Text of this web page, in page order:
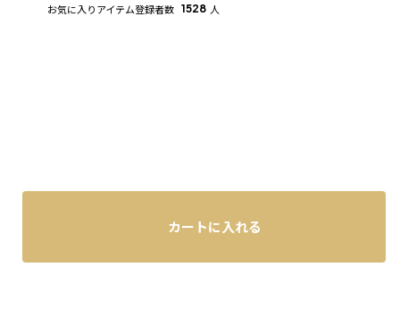
お気に入りアイテム登録者数 1528 人
カートに入れる